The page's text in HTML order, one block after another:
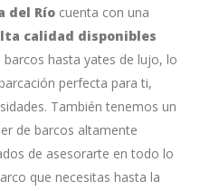
del Río cuenta con una
calidad disponibles
barcos hasta yates de lujo, lo
perfecta para ti,
También tenemos un
de barcos altamente
de asesorarte en todo lo
que necesitas hasta la